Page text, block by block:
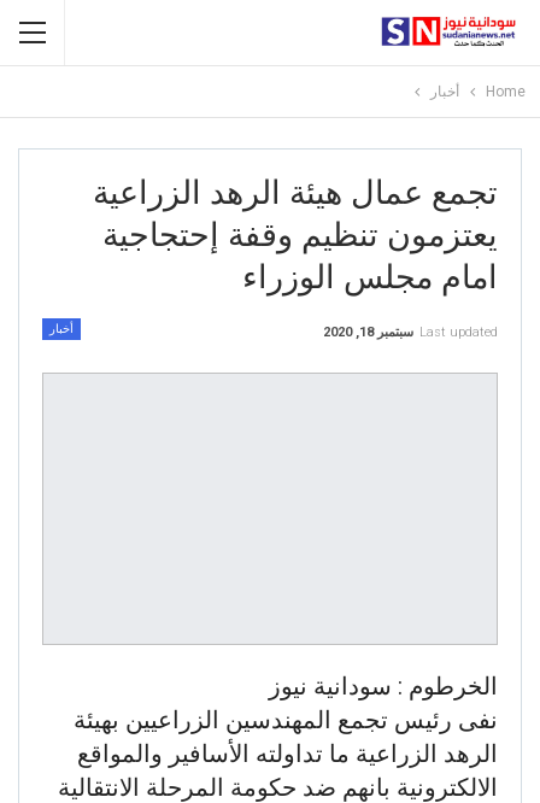
Home أخبار
تجمع عمال هيئة الرهد الزراعية
يعتزمون تنظيم وقفة إحتجاجية
امام مجلس الوزراء
أخبار Last updated سبتمبر 18, 2020
الخرطوم : سودانية نيوز
نفى رئيس تجمع المهندسين الزراعيين بهيئة
الرهد الزراعية ما تداولته الأسافير والمواقع
الالكترونية بانهم ضد حكومة المرحلة الانتقالية